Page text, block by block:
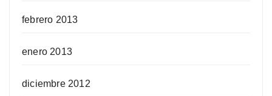
febrero 2013
enero 2013
diciembre 2012